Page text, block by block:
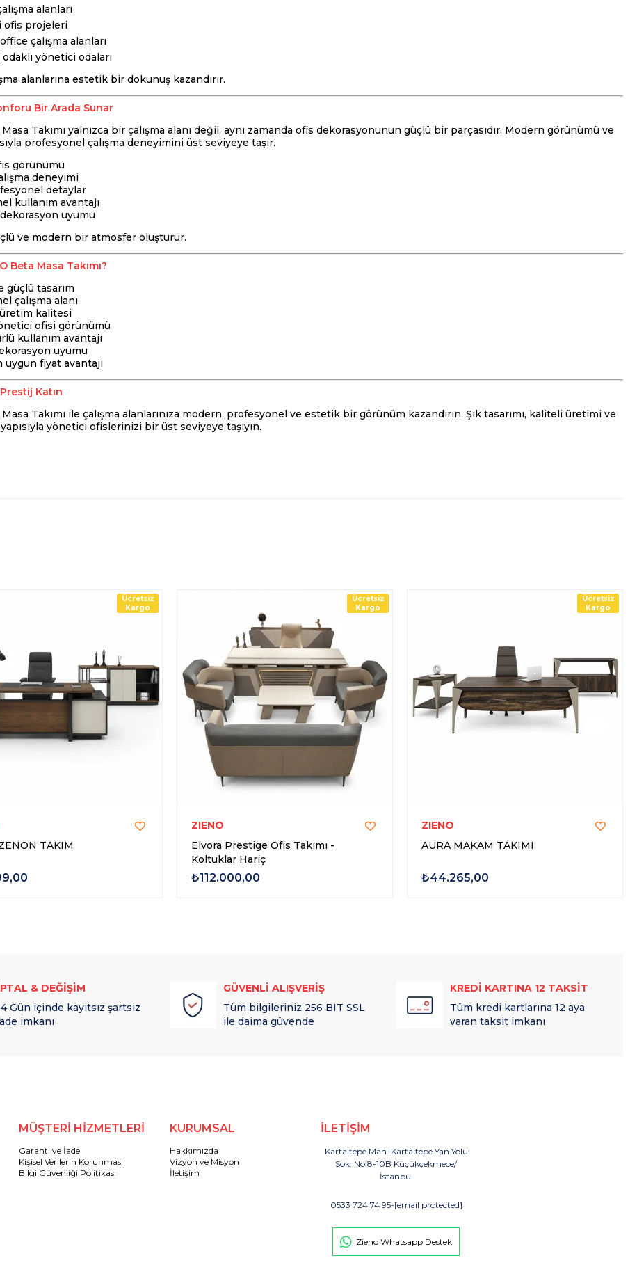
alanları
ofis projeleri
çalışma alanları
yönetici odaları
alanlarına estetik bir dokunuş kazandırır.
Bir Arada Sunar
Takımı yalnızca bir çalışma alanı değil, aynı zamanda ofis dekorasyonunun güçlü bir parçasıdır. Modern görünümü ve
profesyonel çalışma deneyimini üst seviyeye taşır.
görünümü
deneyimi
detaylar
kullanım avantajı
uyumu
ve modern bir atmosfer oluşturur.
Beta Masa Takımı?
güçlü tasarım
çalışma alanı
üretim kalitesi
ofisi görünümü
kullanım avantajı
uyumu
fiyat avantajı
Katın
Takımı ile çalışma alanlarınıza modern, profesyonel ve estetik bir görünüm kazandırın. Şık tasarımı, kaliteli üretimi ve
yönetici ofislerinizi bir üst seviyeye taşıyın.
TAKIM
Ücretsiz
Kargo
ZIENO
Elvora Prestige Ofis Takımı -
Koltuklar Hariç
₺112.000,00
Ücretsiz
Kargo
ZIENO
AURA MAKAM TAKIMI
₺44.265,00
Ücretsiz
Kargo
& DEĞİŞİM
Gün içinde kayıtsız şartsız
imkanı
GÜVENLİ ALIŞVERİŞ
Tüm bilgileriniz 256 BIT SSL
ile daima güvende
KREDİ KARTINA 12 TAKSİT
Tüm kredi kartlarına 12 aya
varan taksit imkanı
MÜŞTERİ HİZMETLERİ
Garanti ve İade
Kişisel Verilerin Korunması
Bilgi Güvenliği Politikası
KURUMSAL
Hakkımızda
Vizyon ve Misyon
İletişim
İLETİŞİM
Kartaltepe Mah. Kartaltepe Yan Yolu
Sok. No:8-10B Küçükçekmece/
İstanbul
0533 724 74 95-[email protected]
Zieno Whatsapp Destek